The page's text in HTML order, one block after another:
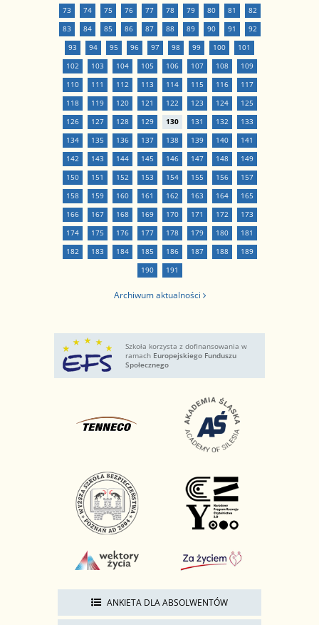
73
74 75 76 77 78 79 80 81
82
83
84 85 86 87 88 89 90 91
92
93
94 95 96 97 98 99 100
101
102
103 104 105 106 107 108
109
110
111 112 113 114 115 116
117
118
119 120 121 122 123 124
125
126
127 128 129 130 131 132
133
134
135 136 137 138 139 140
141
142
143 144 145 146 147 148
149
150
151 152 153 154 155 156
157
158
159 160 161 162 163 164
165
166
167 168 169 170 171 172
173
174
175 176 177 178 179 180
181
182
183 184 185 186 187 188
189
190
191
Archiwum aktualności
Szkoła korzysta z dofinansowania w
ramach Europejskiego Funduszu
Społecznego
ANKIETA DLA ABSOLWENTÓW